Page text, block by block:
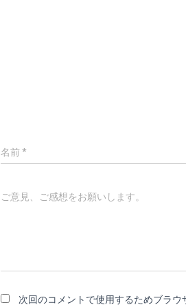
名前*
ご意見、ご感想をお願いします。
次回のコメントで使用するためブラウ